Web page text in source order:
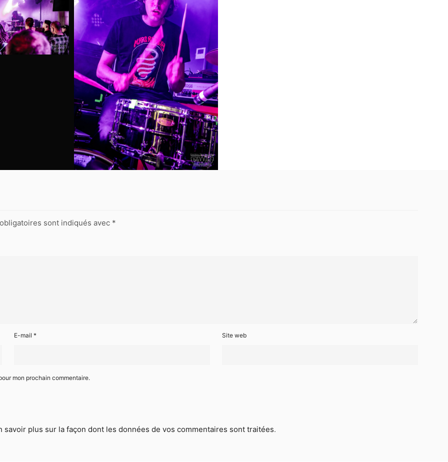
sont indiqués avec *
E-mail* Site web
mon prochain commentaire.
savoir plus sur la façon dont les données de vos commentaires sont traitées.